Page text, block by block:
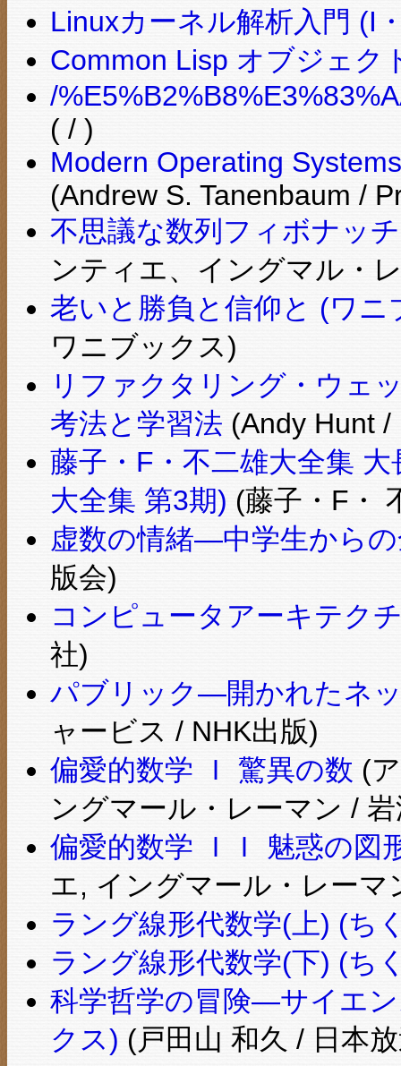
Linuxカーネル解析入門 (I
Common Lisp オブジェク
/
( / )
Modern Operating
(Andrew S. Tanenbaum /
不思議な数列フィボナッ
ンティエ、イングマル・
老いと勝負と信仰と (ワニ
ワニブックス)
リファクタリング・ウェ
考法と学習法 (Andy Hunt
藤子・F・不二雄大全集
大全集 第3期) (藤子・F・
虚数の情緒―中学生から
版会)
コンピュータアーキテク
社)
パブリック―開かれたネ
ャービス / NHK出版)
偏愛的数学 Ｉ 驚異の数 (
ングマール・レーマン /
偏愛的数学 ＩＩ 魅惑の図
エ, イングマール・レーマ
ラング線形代数学(上) (ち
ラング線形代数学(下) (ち
科学哲学の冒険―サイエ
クス) (戸田山 和久 / 日本